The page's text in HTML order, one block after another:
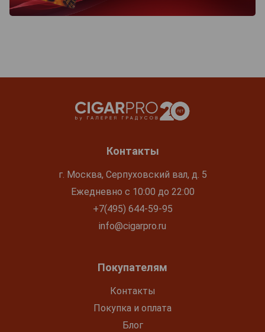
Контакты
г. Москва, Серпуховский вал, д. 5
Ежедневно с 10:00 до 22:00
+7(495) 644-59-95
info@cigarpro.ru
Покупателям
Контакты
Покупка и оплата
Блог